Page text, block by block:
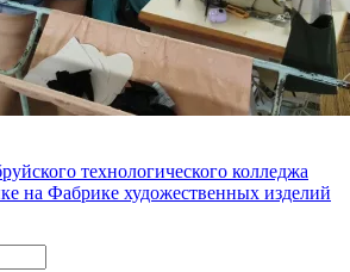
технологического колледжа
на Фабрике художественных изделий